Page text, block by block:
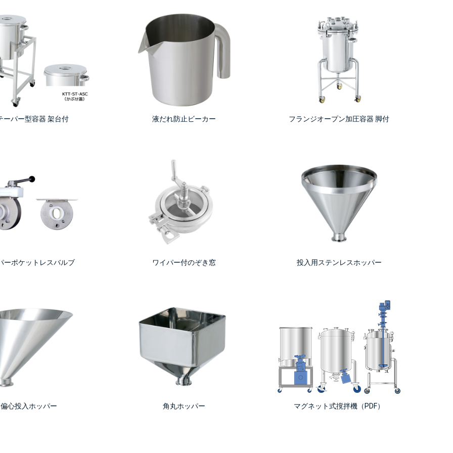
ーパー型容器 架台付 液だれ防止ビーカー フランジオープン加圧容器 脚付
ーポケットレスバルブ ワイパー付のぞき窓 投入用ステンレスホッパー
偏心投入ホッパー 角丸ホッパー マグネット式撹拌機（PDF）